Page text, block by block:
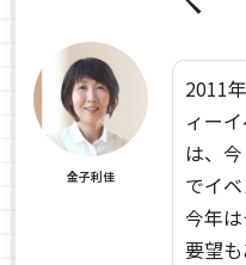
金子利佳
2011
ィー
は、
でイ
今年
要望